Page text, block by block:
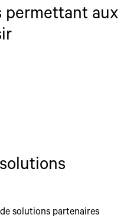
permettant aux
solutions partenaires